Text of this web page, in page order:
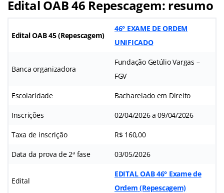
Edital OAB 46 Repescagem: resumo
Edital OAB 45 (Repescagem)
46° EXAME DE ORDEM
UNIFICADO
Banca organizadora
Fundação Getúlio Vargas –
FGV
Escolaridade Bacharelado em Direito
Inscrições 02/04/2026 a 09/04/2026
Taxa de inscrição R$ 160,00
Data da prova de 2ª fase 03/05/2026
Edital
EDITAL OAB 46° Exame de
Ordem (Repescagem)